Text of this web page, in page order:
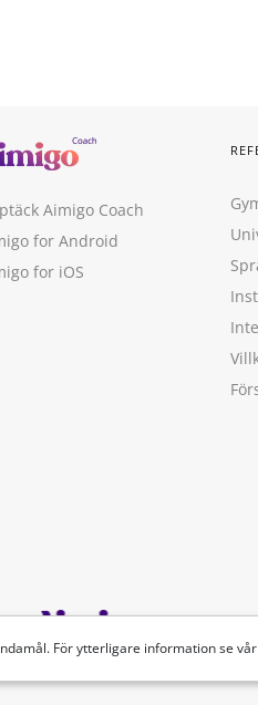
För ytterligare information se
Aimigo Coach
for Android
for iOS